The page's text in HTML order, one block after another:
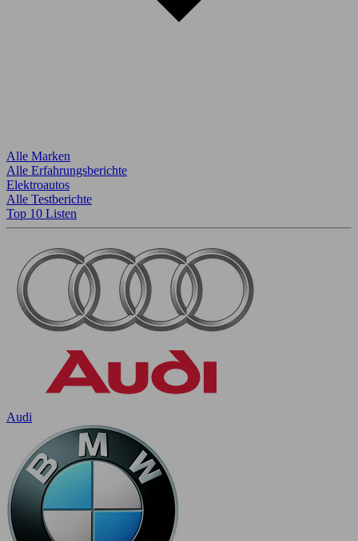
Alle Marken
Alle Erfahrungsberichte
Elektroautos
Alle Testberichte
Top 10 Listen
Audi